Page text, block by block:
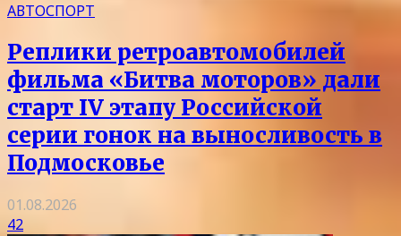
АВТОСПОРТ
Реплики ретроавтомобилей
фильма «Битва моторов» дали
старт IV этапу Российской
серии гонок на выносливость в
Подмосковье
01.08.2026
42